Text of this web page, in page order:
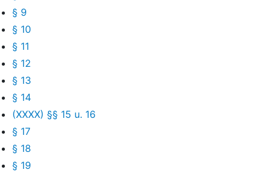
§ 9
§ 10
§ 11
§ 12
§ 13
§ 14
(XXXX) §§ 15 u. 16
§ 17
§ 18
§ 19